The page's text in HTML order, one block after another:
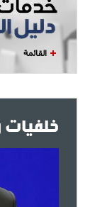
القائمة